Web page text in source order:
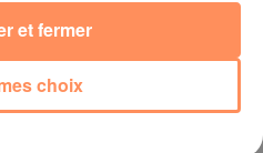
choix
et fermer